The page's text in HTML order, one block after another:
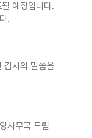
예정입니다.
.
감사의 말씀을
사무국 드림